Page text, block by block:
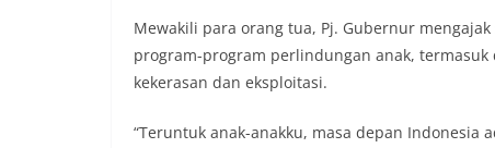
Mewakili para orang tua, Pj. Gubernur
program-program perlindungan anak,
kekerasan dan eksploitasi.
“Teruntuk anak-anakku, masa depan Indonesia